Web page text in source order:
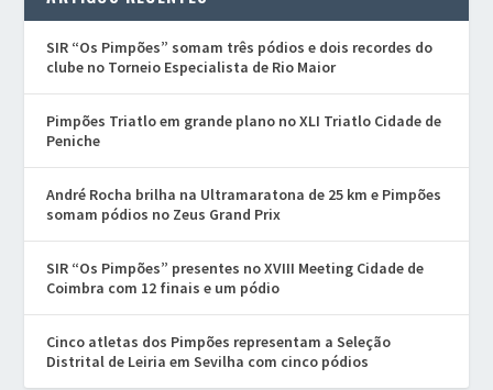
SIR “Os Pimpões” somam três pódios e dois recordes do
clube no Torneio Especialista de Rio Maior
Pimpões Triatlo em grande plano no XLI Triatlo Cidade de
Peniche
André Rocha brilha na Ultramaratona de 25 km e Pimpões
somam pódios no Zeus Grand Prix
SIR “Os Pimpões” presentes no XVIII Meeting Cidade de
Coimbra com 12 finais e um pódio
Cinco atletas dos Pimpões representam a Seleção
Distrital de Leiria em Sevilha com cinco pódios